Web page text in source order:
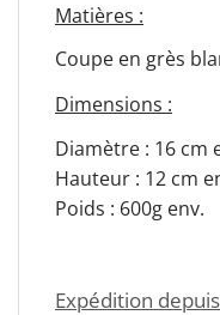
Matières :
Coupe en grès
Dimensions :
Diamètre : 16 cm
Hauteur : 12 cm
Poids : 600g env.
Expédition